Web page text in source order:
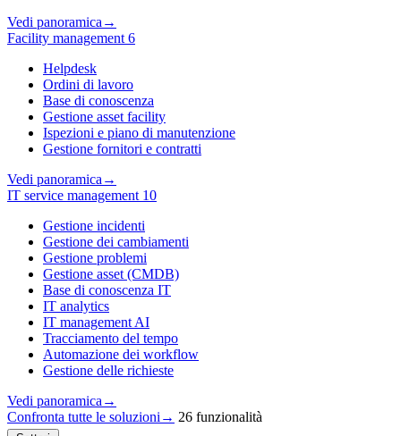
Vedi panoramica →
Facility management 6
Helpdesk
Ordini di lavoro
Base di conoscenza
Gestione asset facility
Ispezioni e piano di manutenzione
Gestione fornitori e contratti
Vedi panoramica →
IT service management 10
Gestione incidenti
Gestione dei cambiamenti
Gestione problemi
Gestione asset (CMDB)
Base di conoscenza IT
IT analytics
IT management AI
Tracciamento del tempo
Automazione dei workflow
Gestione delle richieste
Vedi panoramica →
Confronta tutte le soluzioni → 26 funzionalità